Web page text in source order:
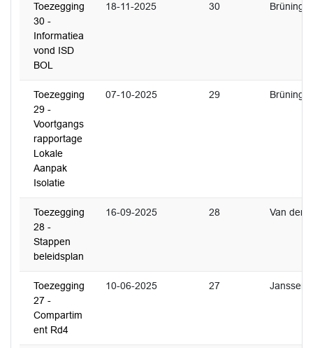
Toezegging
30 -
Informatiea
vond ISD
BOL
18-11-2025 30 Brüning
Toezegging
29 -
Voortgangs
rapportage
Lokale
Aanpak
Isolatie
07-10-2025 29 Brüning
Toezegging
28 -
Stappen
beleidsplan
16-09-2025 28 Van der
Toezegging
27 -
Compartim
ent Rd4
10-06-2025 27 Janssen